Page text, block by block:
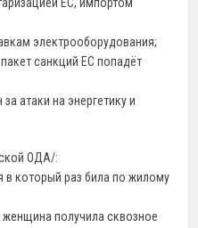
ЕС, импортом
электрооборудования;
санкций ЕС попадёт
атаки на энергетику и
ОДА/:
в который раз била по жилому
получила сквозное